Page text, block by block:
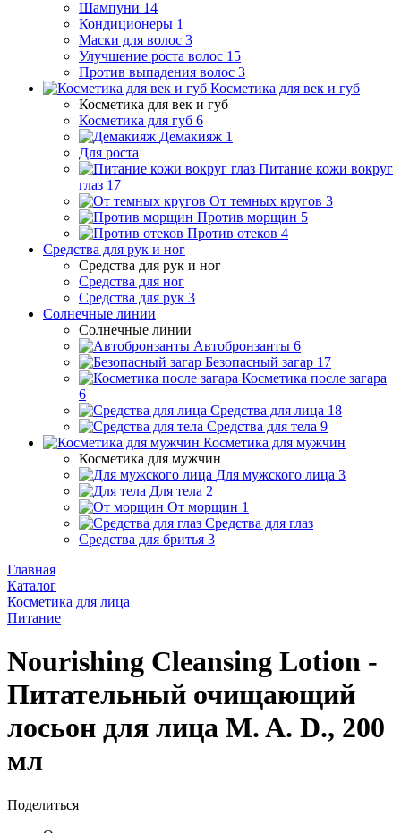
Шампуни 14
Кондиционеры 1
Маски для волос 3
Улучшение роста волос 15
Против выпадения волос 3
Косметика для век и губ
Косметика для век и губ
Косметика для губ 6
Демакияж 1
Для роста
Питание кожи вокруг
глаз 17
От темных кругов 3
Против морщин 5
Против отеков 4
Средства для рук и ног
Средства для рук и ног
Средства для ног
Средства для рук 3
Солнечные линии
Солнечные линии
Автобронзанты 6
Безопасный загар 17
Косметика после загара
6
Средства для лица 18
Средства для тела 9
Косметика для мужчин
Косметика для мужчин
Для мужского лица 3
Для тела 2
От морщин 1
Средства для глаз
Средства для бритья 3
Главная
Каталог
Косметика для лица
Питание
Nourishing Cleansing Lotion -
Питательный очищающий
лосьон для лица M. A. D., 200
мл
Поделиться